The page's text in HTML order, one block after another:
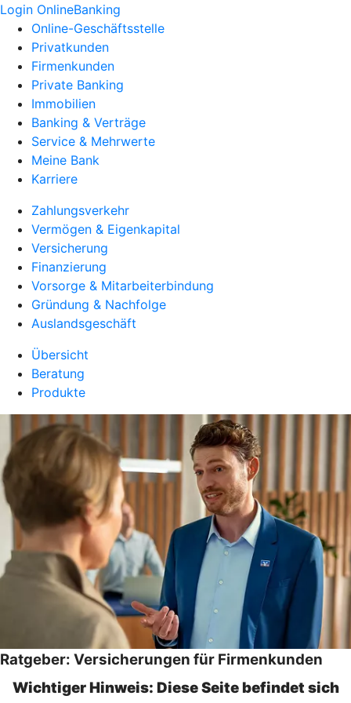
Login OnlineBanking
Online-Geschäftsstelle
Privatkunden
Firmenkunden
Private Banking
Immobilien
Banking & Verträge
Service & Mehrwerte
Meine Bank
Karriere
Zahlungsverkehr
Vermögen & Eigenkapital
Versicherung
Finanzierung
Vorsorge & Mitarbeiterbindung
Gründung & Nachfolge
Auslandsgeschäft
Übersicht
Beratung
Produkte
Ratgeber: Versicherungen für Firmenkunden
Wichtiger Hinweis: Diese Seite befindet sich